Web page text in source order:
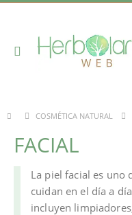
Toggle
COSMÉTICA NATURAL
FACIAL
La piel facial es uno
cuidan en el día a
incluyen